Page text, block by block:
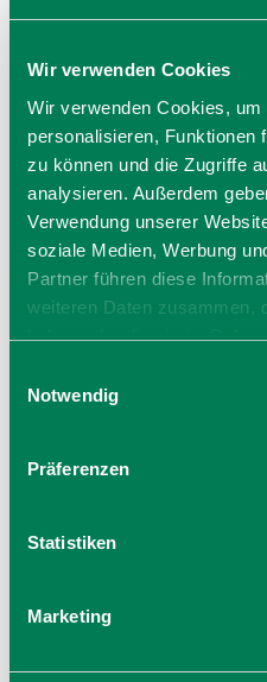
Wir verwenden Cookies
Wir verwenden Cookies,
personalisieren, Funktionen
zu können und die Zugriffe
analysieren. Außerdem
Verwendung unserer
soziale Medien, Werbung
Partner führen diese
weiteren Daten zusammen,
haben oder die sie im
Cookies, wenn Sie unsere
Notwendig
Präferenzen
Statistiken
Marketing
Preise
kostenlos
sonst 5 €uro
Gäste-Information Schliersee
Tel.: +49 8026 6065 0
E-Mail verfassen